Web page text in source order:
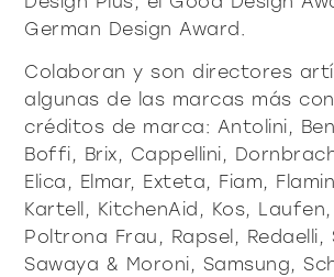
German Design Award.
Colaboran y son directores
algunas de las marcas más
créditos de marca: Antolini,
Boffi, Brix, Cappellini,
Elica, Elmar, Exteta, Fiam,
Kartell, KitchenAid, Kos,
Poltrona Frau, Rapsel, Redaelli,
Sawaya & Moroni, Samsung,